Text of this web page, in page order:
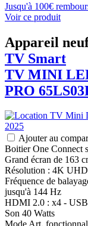
Jusqu'à 100€
Voir ce produit
Appareil
TV Smart
TV MINI
PRO
Ajouter au
Boitier One Connect
Grand écran de 163
Résolution : 4K UHD
Fréquence de
jusqu'à 144 Hz
HDMI 2.0 : x4 -
Son 40 Watts